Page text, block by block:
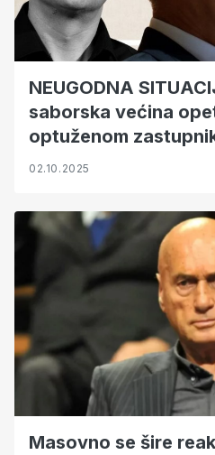
NEUGODNA
saborska većina
optuženom
klupe vrati još i Beroš?
02.10.2025
Masovno se šire